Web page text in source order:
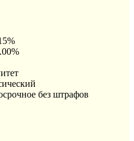
без штрафов